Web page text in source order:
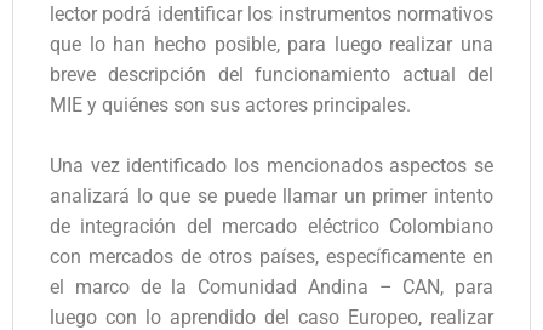
lector podrá identificar los instrumentos normativos
que lo han hecho posible, para luego realizar una
breve descripción del funcionamiento actual del
MIE y quiénes son sus actores principales.
Una vez identificado los mencionados aspectos se
analizará lo que se puede llamar un primer intento
de integración del mercado eléctrico Colombiano
con mercados de otros países, específicamente en
el marco de la Comunidad Andina – CAN, para
luego con lo aprendido del caso Europeo, realizar